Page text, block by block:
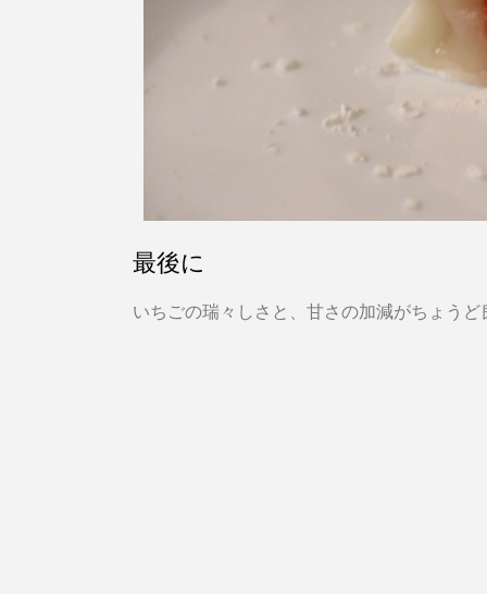
最後に
いちごの瑞々しさと、甘さの加減がちょう